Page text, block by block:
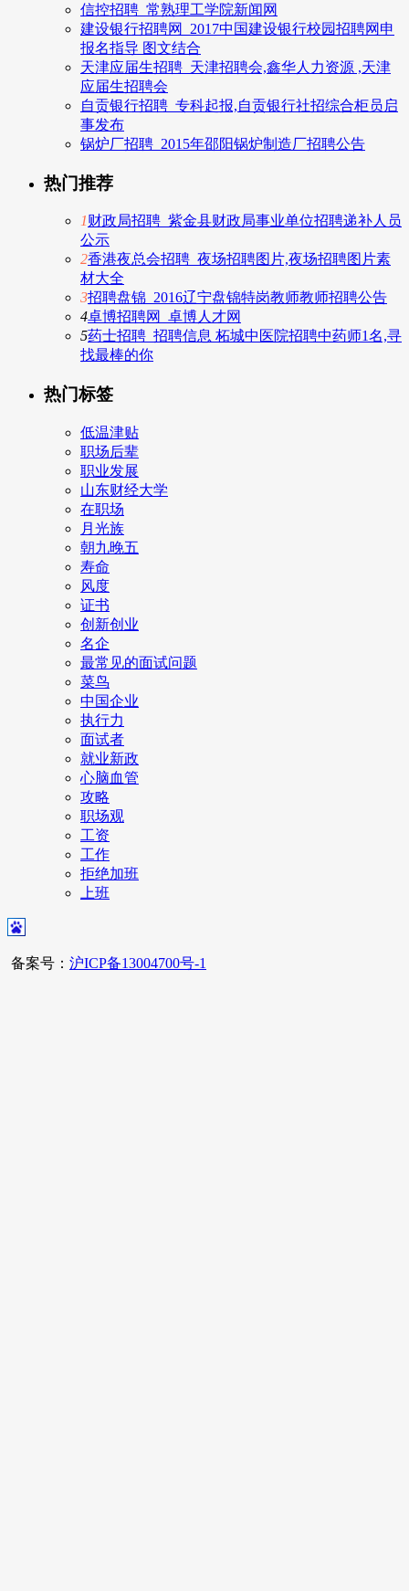
信控招聘_常熟理工学院新闻网
建设银行招聘网_2017中国建设银行校园招聘网申
报名指导 图文结合
天津应届生招聘_天津招聘会,鑫华人力资源 ,天津
应届生招聘会
自贡银行招聘_专科起报,自贡银行社招综合柜员启
事发布
锅炉厂招聘_2015年邵阳锅炉制造厂招聘公告
热门推荐
1财政局招聘_紫金县财政局事业单位招聘递补人员
公示
2香港夜总会招聘_夜场招聘图片,夜场招聘图片素
材大全
3招聘盘锦_2016辽宁盘锦特岗教师教师招聘公告
4卓博招聘网_卓博人才网
5药士招聘_招聘信息 柘城中医院招聘中药师1名,寻
找最棒的你
热门标签
低温津贴
职场后辈
职业发展
山东财经大学
在职场
月光族
朝九晚五
寿命
风度
证书
创新创业
名企
最常见的面试问题
菜鸟
中国企业
执行力
面试者
就业新政
心脑血管
攻略
职场观
工资
工作
拒绝加班
上班
备案号： 沪ICP备13004700号-1